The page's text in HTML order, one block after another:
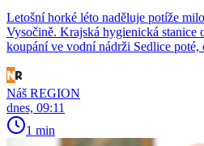
Letošní horké léto naděluje potíže
Vysočině. Krajská hygienická stanice
koupání ve vodní nádrži Sedlice
Náš REGION
dnes, 09:11
1 min